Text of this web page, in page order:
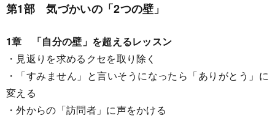
第1部 気づかいの「2つの壁」
1章 「自分の壁」を超えるレッスン
・見返りを求めるクセを取り除く
・「すみません」と言いそうになったら「ありがとう」に
変える
・外からの「訪問者」に声をかける